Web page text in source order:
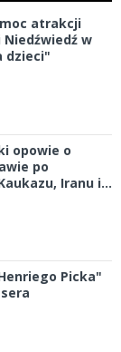
atrakcji
Niedźwiedź w
dzieci"
opowie o
po
Iranu i...
Picka"